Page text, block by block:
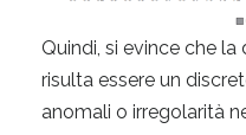
Quindi, si evince che
risulta essere un
anomali o irregolarità